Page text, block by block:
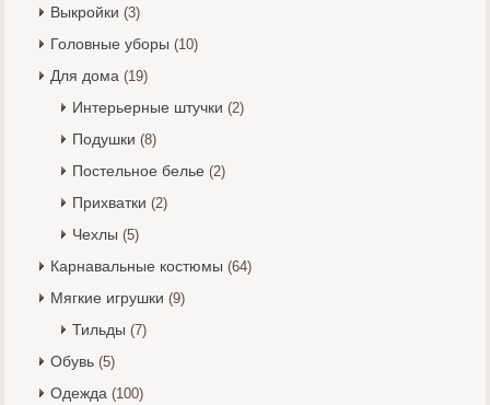
Выкройки (3)
Головные уборы (10)
Для дома (19)
Интерьерные штучки (2)
Подушки (8)
Постельное белье (2)
Прихватки (2)
Чехлы (5)
Карнавальные костюмы (64)
Мягкие игрушки (9)
Тильды (7)
Обувь (5)
Одежда (100)